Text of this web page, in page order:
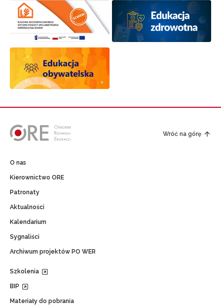
Wróć na górę
O nas
Kierownictwo ORE
Patronaty
Aktualności
Kalendarium
Sygnaliści
Archiwum projektów PO WER
Szkolenia
BIP
Materiały do pobrania